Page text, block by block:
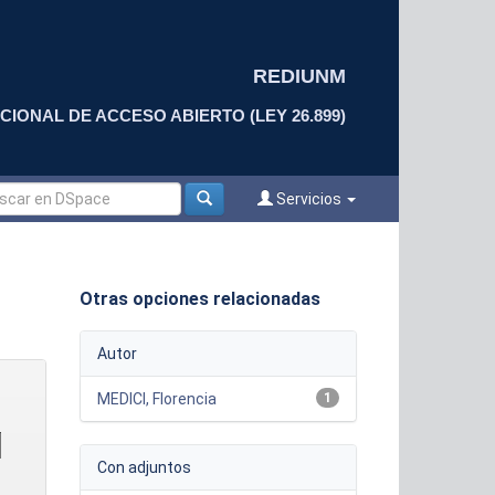
REDIUNM
DE ACCESO ABIERTO (LEY 26.899)
Servicios
Otras opciones relacionadas
Autor
1
MEDICI, Florencia
Con adjuntos